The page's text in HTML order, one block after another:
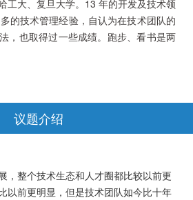
工大、复旦大学。13 年的开发及技术领
的技术管理经验，自认为在技术团队的
，也取得过一些成绩。跑步、看书是两
议题介绍
，整个技术生态和人才圈都比较以前更
以前更明显，但是技术团队如今比十年